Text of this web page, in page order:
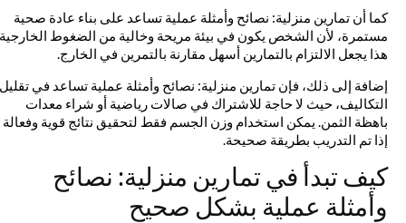
كما أن تمارين منزلية: نصائح وأمثلة عملية تساعد على بناء عادة صحية
مستمرة، لأن الشخص يكون في بيئة مريحة وخالية من الضغوط الخارجية.
هذا يجعل الالتزام بالتمارين أسهل مقارنة بالتمرين في الخارج.
إضافة إلى ذلك، فإن تمارين منزلية: نصائح وأمثلة عملية تساعد في تقليل
التكاليف، حيث لا حاجة للاشتراك في صالات رياضية أو شراء معدات
باهظة الثمن. يمكن استخدام وزن الجسم فقط لتحقيق نتائج قوية وفعالة
إذا تم التدريب بطريقة صحيحة.
كيف تبدأ في تمارين منزلية: نصائح
وأمثلة عملية بشكل صحيح